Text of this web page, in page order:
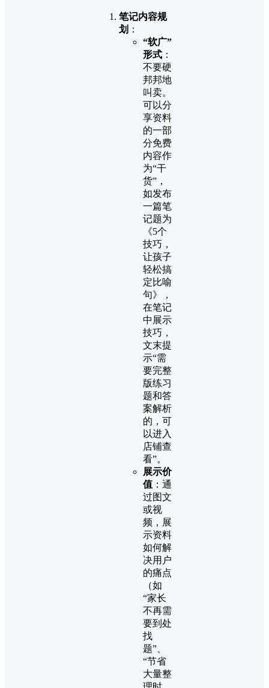
笔记内容规
划 ：
“软广”
形式 ：
不要硬
邦邦地
叫卖。
可以分
享资料
的一部
分免费
内容作
为“干
货”，
如发布
一篇笔
记题为
《5个
技巧，
让孩子
轻松搞
定比喻
句》，
在笔记
中展示
技巧，
文末提
示“需
要完整
版练习
题和答
案解析
的，可
以进入
店铺查
看”。
展示价
值 ：通
过图文
或视
频，展
示资料
如何解
决用户
的痛点
（如
“家长
不再需
要到处
找
题”、
“节省
大量整